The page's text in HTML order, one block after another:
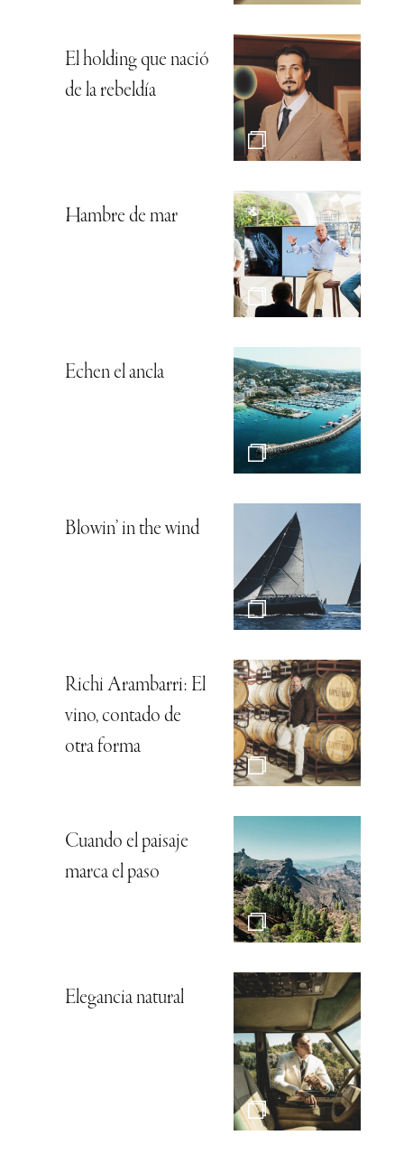
El holding que nació
de la rebeldía
Hambre de mar
Echen el ancla
Blowin’ in the wind
Richi Arambarri: El
vino, contado de
otra forma
Cuando el paisaje
marca el paso
Elegancia natural